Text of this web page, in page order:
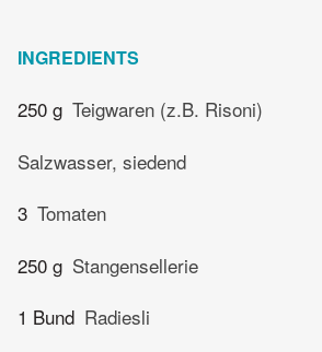
INGREDIENTS
250 g Teigwaren (z.B. Risoni)
Salzwasser, siedend
3 Tomaten
250 g Stangensellerie
1 Bund Radiesli